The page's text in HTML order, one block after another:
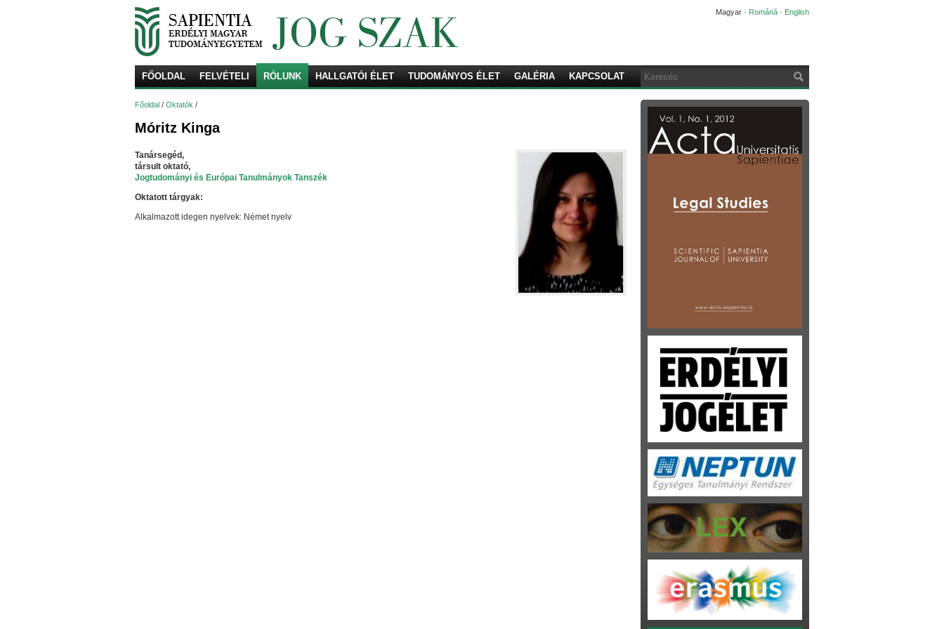
Magyar · Română · English
Keresés
FŐOLDAL FELVÉTELI RÓLUNK HALLGATÓI ÉLET TUDOMÁNYOS ÉLET GALÉRIA KAPCSOLAT
Főoldal / Oktatók /
Móritz Kinga
Tanársegéd,
társult oktató,
Jogtudományi és Európai Tanulmányok Tanszék
Oktatott tárgyak:
Alkalmazott idegen nyelvek: Német nyelv